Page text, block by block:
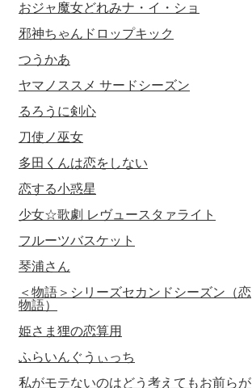
おジャ魔女どれみナ・イ・ショ
邪神ちゃんドロップキック
つうかあ
ヤマノススメ サードシーズン
るろうに剣心
刀使ノ巫女
多田くんは恋をしない
恋する小惑星
少女☆歌劇 レヴュースタァライト
フルーツバスケット
琴浦さん
＜物語＞シリーズセカンドシーズン（恋
物語）
姫さま狸の恋算用
ふらいんぐうぃっち
私がモテないのはどう考えてもお前らが